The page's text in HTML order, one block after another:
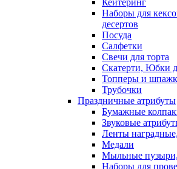
Кейтеринг
Наборы для
десертов
Посуда
Салфетки
Свечи для торта
Скатерти, Юбки
Топперы и
Трубочки
Праздничные атрибуты
Бумажные
Звуковые
Ленты
Медали
Мыльные
Наборы для